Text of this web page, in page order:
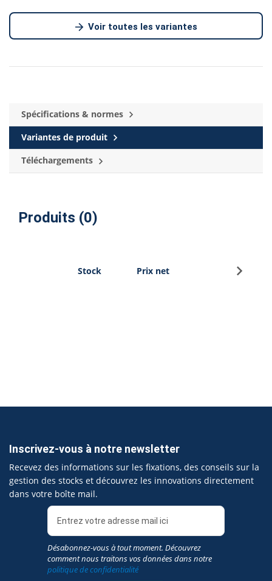
Voir toutes les variantes
Spécifications & normes
Variantes de produit
Téléchargements
Produits (0)
Stock Prix net
Inscrivez-vous à notre newsletter
Recevez des informations sur les fixations, des conseils sur la
gestion des stocks et découvrez les innovations directement
dans votre boîte mail.
Désabonnez-vous à tout moment. Découvrez
comment nous traitons vos données dans notre
politique de confidentialité